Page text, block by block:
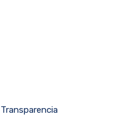
Transparencia